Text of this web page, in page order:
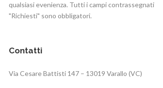
qualsiasi evenienza. Tutti i campi contrassegnati
"Richiesti" sono obbligatori.
Contatti
Via Cesare Battisti 147 – 13019 Varallo (VC)